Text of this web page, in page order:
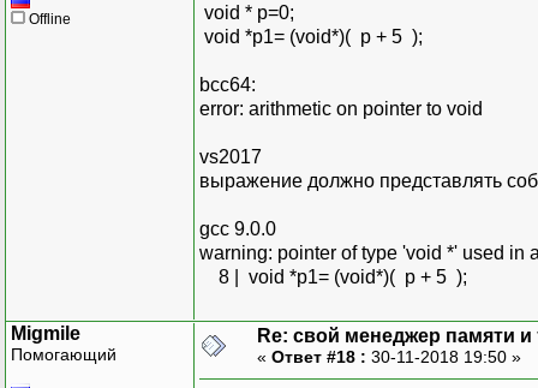
Offline
void * p=0;
void *p1= (void*)( p + 5 );
bcc64:
error: arithmetic on pointer to void
vs2017
выражение должно представлять
gcc 9.0.0
warning: pointer of type 'void *' used in
8 | void *p1= (void*)( p + 5 );
Migmile
Помогающий
Re: свой менеджер памяти
« Ответ #18 : 30-11-2018 19:50 »